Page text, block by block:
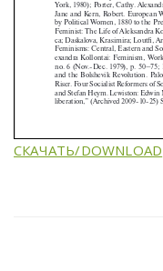
СКАЧАТЬ/DOWNLOAD